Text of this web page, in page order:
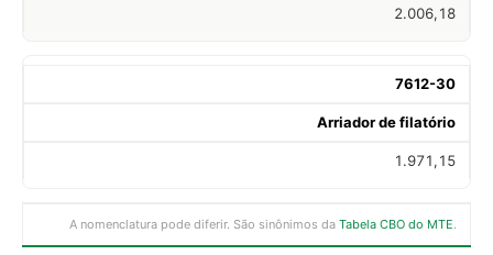
2.006,18
7612-30
Arriador de filatório
1.971,15
A nomenclatura pode diferir. São sinônimos da Tabela CBO do MTE.